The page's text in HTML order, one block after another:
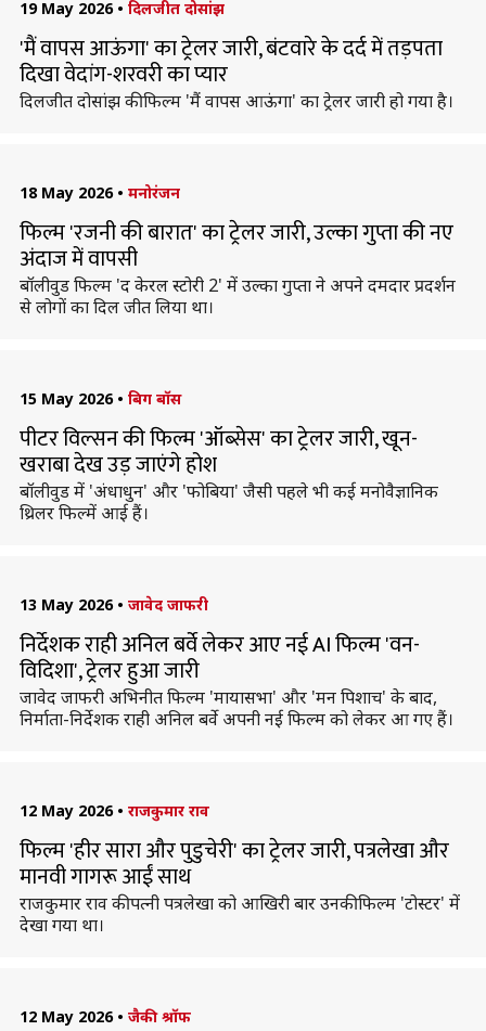
19 May 2026 • दिलजीत दोसांझ
'मैं वापस आऊंगा' का ट्रेलर जारी, बंटवारे के दर्द में तड़पता
दिखा वेदांग-शरवरी का प्यार
दिलजीत दोसांझ की फिल्म 'मैं वापस आऊंगा' का ट्रेलर जारी हो गया है।
18 May 2026 • मनोरंजन
फिल्म 'रजनी की बारात' का ट्रेलर जारी, उल्का गुप्ता की नए
अंदाज में वापसी
बॉलीवुड फिल्म 'द केरल स्टोरी 2' में उल्का गुप्ता ने अपने दमदार प्रदर्शन
से लोगों का दिल जीत लिया था।
15 May 2026 • बिग बॉस
पीटर विल्सन की फिल्म 'ऑब्सेस' का ट्रेलर जारी, खून-
खराबा देख उड़ जाएंगे होश
बॉलीवुड में 'अंधाधुन' और 'फोबिया' जैसी पहले भी कई मनोवैज्ञानिक
थ्रिलर फिल्में आई हैं।
13 May 2026 • जावेद जाफरी
निर्देशक राही अनिल बर्वे लेकर आए नई AI फिल्म 'वन-
विदिशा', ट्रेलर हुआ जारी
जावेद जाफरी अभिनीत फिल्म 'मायासभा' और 'मन पिशाच' के बाद,
निर्माता-निर्देशक राही अनिल बर्वे अपनी नई फिल्म को लेकर आ गए हैं।
12 May 2026 • राजकुमार राव
फिल्म 'हीर सारा और पुडुचेरी' का ट्रेलर जारी, पत्रलेखा और
मानवी गागरू आईं साथ
राजकुमार राव की पत्नी पत्रलेखा को आखिरी बार उनकी फिल्म 'टोस्टर' में
देखा गया था।
12 May 2026 • जैकी श्रॉफ